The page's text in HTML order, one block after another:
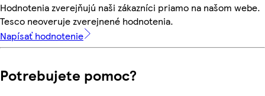
Hodnotenia zverejňujú naši zákazníci priamo na našom webe.
Tesco neoveruje zverejnené hodnotenia.
Napísať hodnotenie
Potrebujete pomoc?